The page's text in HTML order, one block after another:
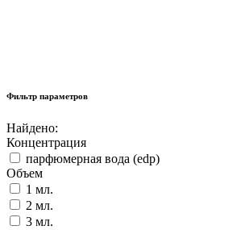
Фильтр параметров
Найдено:
Концентрация
парфюмерная вода (edp)
Объем
1 мл.
2 мл.
3 мл.